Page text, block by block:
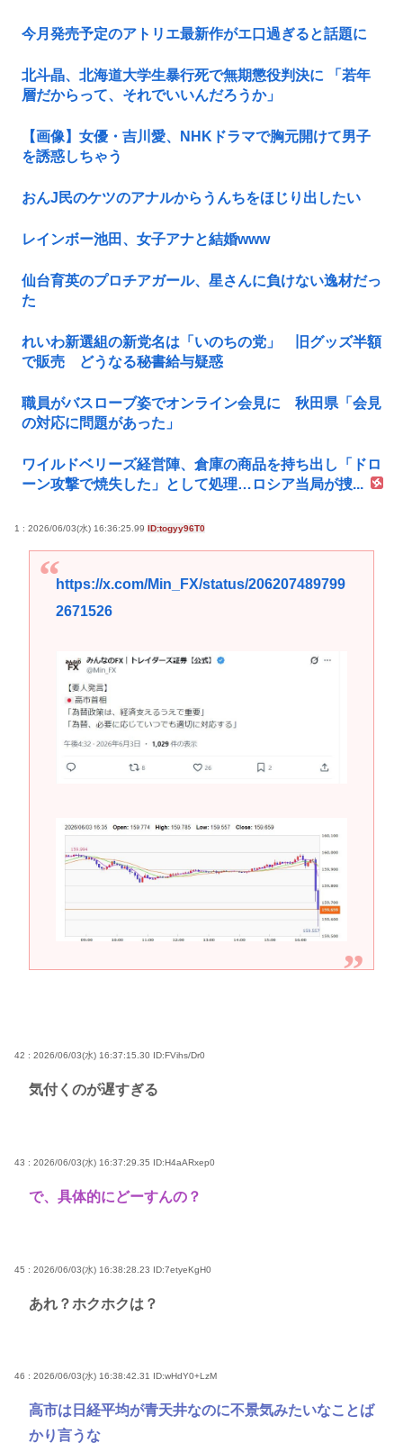
今月発売予定のアトリエ最新作がエ口過ぎると話題に
北斗晶、北海道大学生暴行死で無期懲役判決に 「若年
層だからって、それでいいんだろうか」
【画像】女優・吉川愛、NHKドラマで胸元開けて男子
を誘惑しちゃう
おんJ民のケツのアナルからうんちをほじり出したい
レインボー池田、女子アナと結婚www
仙台育英のプロチアガール、星さんに負けない逸材だっ
た
れいわ新選組の新党名は「いのちの党」 旧グッズ半額
で販売 どうなる秘書給与疑惑
職員がバスローブ姿でオンライン会見に 秋田県「会見
の対応に問題があった」
ワイルドベリーズ経営陣、倉庫の商品を持ち出し「ドロ
ーン攻撃で焼失した」として処理…ロシア当局が捜...
1 : 2026/06/03(水) 16:36:25.99 ID:togyy96T0
https://x.com/Min_FX/status/206207489799
2671526
42 : 2026/06/03(水) 16:37:15.30 ID:FVihs/Dr0
気付くのが遅すぎる
43 : 2026/06/03(水) 16:37:29.35 ID:H4aARxep0
で、具体的にどーすんの？
45 : 2026/06/03(水) 16:38:28.23 ID:7etyeKgH0
あれ？ホクホクは？
46 : 2026/06/03(水) 16:38:42.31 ID:wHdY0+LzM
高市は日経平均が青天井なのに不景気みたいなことば
かり言うな